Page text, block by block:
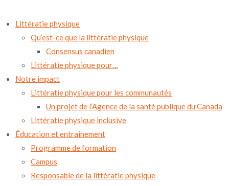
Littératie physique
Qu’est-ce que la littératie physique
Consensus canadien
Littératie physique pour…
Notre impact
Littératie physique pour les communautés
Un projet de l’Agence de la santé publique du Canada
Littératie physique inclusive
Éducation et entraînement
Programme de formation
Campus
Responsable de la littératie physique
Sign up for Sport for Life
newsletter!
Pour recevoir les infolettre mensuelle de Le sport